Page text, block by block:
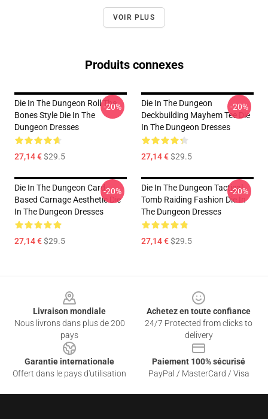
VOIR PLUS
Produits connexes
Die In The Dungeon Roll The
Bones Style Die In The
Dungeon Dresses
27,14 €$29.5
-20%
Die In The Dungeon
Deckbuilding Mayhem Tee Die
In The Dungeon Dresses
27,14 €$29.5
-20%
Die In The Dungeon Card-
Based Carnage Aesthetic Die
In The Dungeon Dresses
27,14 €$29.5
-20%
Die In The Dungeon Tactical
Tomb Raiding Fashion Die In
The Dungeon Dresses
27,14 €$29.5
-20%
Livraison mondiale
Nous livrons dans plus de 200
pays
Achetez en toute confiance
24/7 Protected from clicks to
delivery
Garantie internationale
Offert dans le pays d'utilisation
Paiement 100% sécurisé
PayPal / MasterCard / Visa